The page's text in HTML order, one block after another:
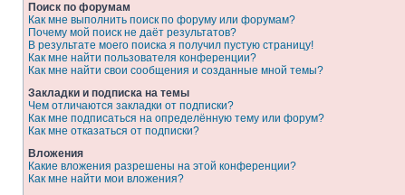
Поиск по форумам
Как мне выполнить поиск по форуму или форумам?
Почему мой поиск не даёт результатов?
В результате моего поиска я получил пустую страницу!
Как мне найти пользователя конференции?
Как мне найти свои сообщения и созданные мной темы?
Закладки и подписка на темы
Чем отличаются закладки от подписки?
Как мне подписаться на определённую тему или форум?
Как мне отказаться от подписки?
Вложения
Какие вложения разрешены на этой конференции?
Как мне найти мои вложения?